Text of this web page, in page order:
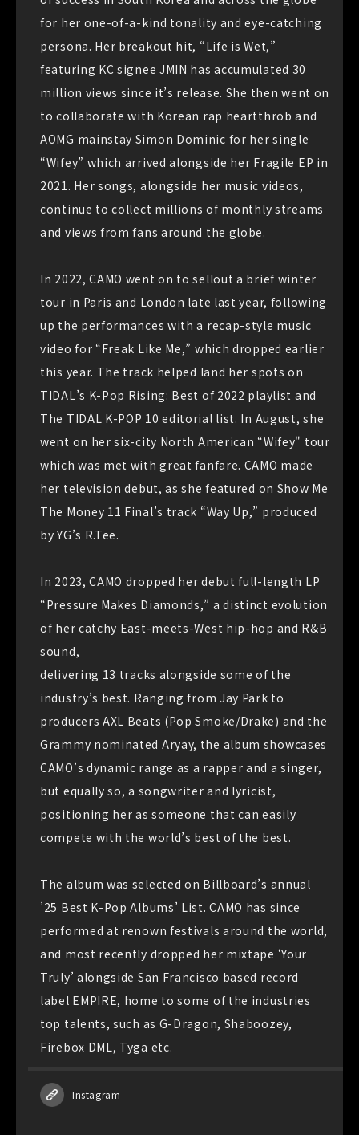
for her one-of-a-kind tonality and eye-catching
persona. Her breakout hit, “Life is Wet,”
featuring KC signee JMIN has accumulated 30
million views since it’s release. She then went on
to collaborate with Korean rap heartthrob and
AOMG mainstay Simon Dominic for her single
“Wifey” which arrived alongside her Fragile EP in
2021. Her songs, alongside her music videos,
continue to collect millions of monthly streams
and views from fans around the globe.
In 2022, CAMO went on to sellout a brief winter
tour in Paris and London late last year, following
up the performances with a recap-style music
video for “Freak Like Me,” which dropped earlier
this year. The track helped land her spots on
TIDAL’s K-Pop Rising: Best of 2022 playlist and
The TIDAL K-POP 10 editorial list. In August, she
went on her six-city North American “Wifey" tour
which was met with great fanfare. CAMO made
her television debut, as she featured on Show Me
The Money 11 Final’s track “Way Up,” produced
by YG’s R.Tee.
In 2023, CAMO dropped her debut full-length LP
“Pressure Makes Diamonds,” a distinct evolution
of her catchy East-meets-West hip-hop and R&B
sound,
delivering 13 tracks alongside some of the
industry’s best. Ranging from Jay Park to
producers AXL Beats (Pop Smoke/Drake) and the
Grammy nominated Aryay, the album showcases
CAMO’s dynamic range as a rapper and a singer,
but equally so, a songwriter and lyricist,
positioning her as someone that can easily
compete with the world’s best of the best.
The album was selected on Billboard’s annual
’25 Best K-Pop Albums’ List. CAMO has since
performed at renown festivals around the world,
and most recently dropped her mixtape ‘Your
Truly’ alongside San Francisco based record
label EMPIRE, home to some of the industries
top talents, such as G-Dragon, Shaboozey,
Firebox DML, Tyga etc.
Instagram